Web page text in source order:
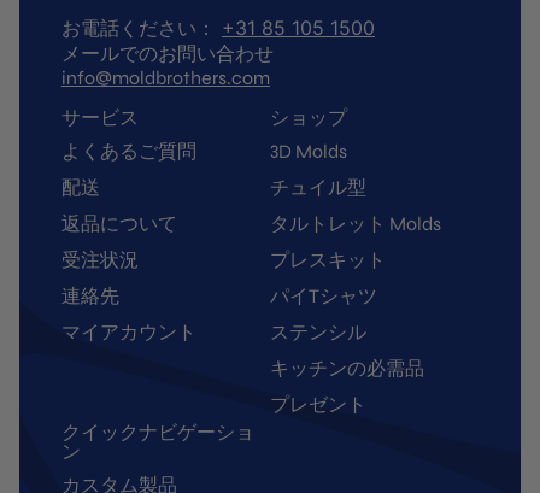
サービス
よくあるご質問
配送
返品について
受注状況
連絡先
マイアカウント
ショップ
3D Molds
チュイル型
タルトレット Molds
プレスキット
パイTシャツ
ステンシル
キッチンの必需品
プレゼント
クイックナビゲーショ
ン
カスタム製品
お電話ください： +31 85 105 1500
メールでのお問い合わせ
info@moldbrothers.com